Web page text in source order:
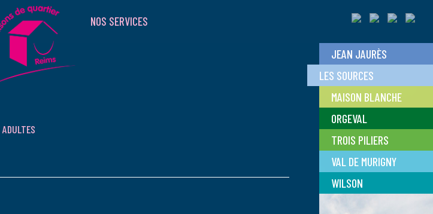
NOS SERVICES
JEAN JAURÈS
LES SOURCES
MAISON BLANCHE
ORGEVAL
TROIS PILIERS
VAL DE MURIGNY
WILSON
ADULTES